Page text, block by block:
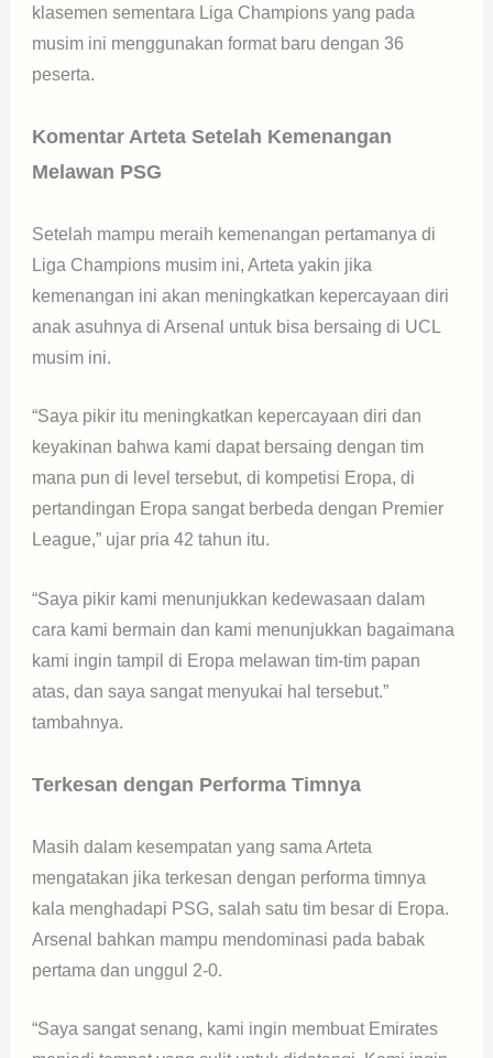
klasemen sementara Liga Champions yang pada
musim ini menggunakan format baru dengan 36
peserta.
Komentar Arteta Setelah Kemenangan
Melawan PSG
Setelah mampu meraih kemenangan pertamanya di
Liga Champions musim ini, Arteta yakin jika
kemenangan ini akan meningkatkan kepercayaan diri
anak asuhnya di Arsenal untuk bisa bersaing di UCL
musim ini.
“Saya pikir itu meningkatkan kepercayaan diri dan
keyakinan bahwa kami dapat bersaing dengan tim
mana pun di level tersebut, di kompetisi Eropa, di
pertandingan Eropa sangat berbeda dengan Premier
League,” ujar pria 42 tahun itu.
“Saya pikir kami menunjukkan kedewasaan dalam
cara kami bermain dan kami menunjukkan bagaimana
kami ingin tampil di Eropa melawan tim-tim papan
atas, dan saya sangat menyukai hal tersebut.”
tambahnya.
Terkesan dengan Performa Timnya
Masih dalam kesempatan yang sama Arteta
mengatakan jika terkesan dengan performa timnya
kala menghadapi PSG, salah satu tim besar di Eropa.
Arsenal bahkan mampu mendominasi pada babak
pertama dan unggul 2-0.
“Saya sangat senang, kami ingin membuat Emirates